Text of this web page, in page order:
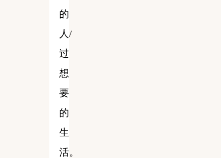
的
人/
过
想
要
的
生
活。